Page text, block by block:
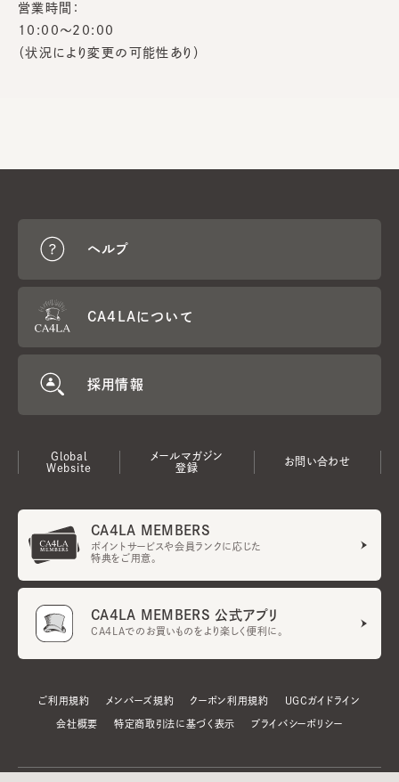
営業時間：
10:00～20:00
（状況により変更の可能性あり）
ヘルプ
CA4LAについて
採用情報
Global
Website
メールマガジン
登録
お問い合わせ
CA4LA MEMBERS
ポイントサービスや会員ランクに応じた
特典をご用意。
CA4LA MEMBERS 公式アプリ
CA4LAでのお買いものをより楽しく便利に。
ご利用規約 メンバーズ規約 クーポン利用規約 UGCガイドライン
会社概要 特定商取引法に基づく表示 プライバシーポリシー